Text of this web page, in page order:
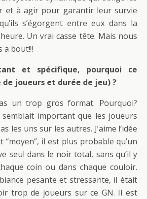
et à agir pour garantir leur survie
s’égorgent entre eux dans la
Un vrai casse tête. Mais nous
a bout!!!
et spécifique, pourquoi ce
joueurs et durée de jeu) ?
un trop gros format. Pourquoi?
semblait important que les joueurs
les uns sur les autres. J’aime l’idée
“moyen”, il est plus probable qu’un
seul dans le noir total, sans qu’il y
coin ou dans chaque couloir.
pesante et stressante, il était
trop de joueurs sur ce GN. Il est